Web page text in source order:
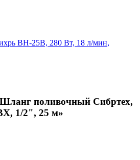
ВН-25В, 280 Вт, 18 л/мин,
поливочный Сибртех,
1/2", 25 м»